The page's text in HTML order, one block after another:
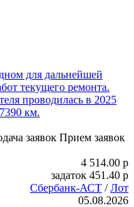
для дальнейшей
текущего ремонта.
проводилась в 2025
км.
заявок Прием заявок
4 514.00 p
задаток 451.40 p
Сбербанк-АСТ /Лот
05.08.2026